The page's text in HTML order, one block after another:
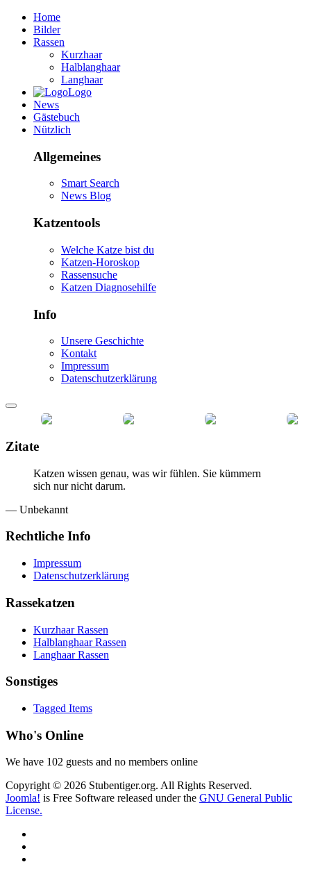
Home
Bilder
Rassen
Kurzhaar
Halblanghaar
Langhaar
Logo
News
Gästebuch
Nützlich
Allgemeines
Smart Search
News Blog
Katzentools
Welche Katze bist du
Katzen-Horoskop
Rassensuche
Katzen Diagnosehilfe
Info
Unsere Geschichte
Kontakt
Impressum
Datenschutzerklärung
Zitate
Katzen wissen genau, was wir fühlen. Sie kümmern
sich nur nicht darum.
— Unbekannt
Rechtliche Info
Impressum
Datenschutzerklärung
Rassekatzen
Kurzhaar Rassen
Halblanghaar Rassen
Langhaar Rassen
Sonstiges
Tagged Items
Who's Online
We have 102 guests and no members online
Copyright © 2026 Stubentiger.org. All Rights Reserved.
Joomla! is Free Software released under the GNU General Public
License.